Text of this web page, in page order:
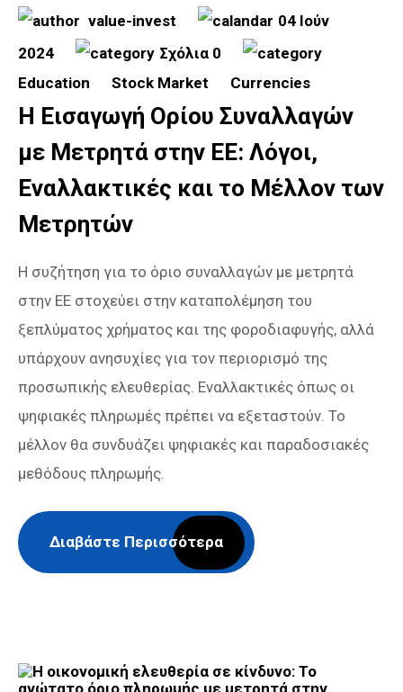
value-invest
04 Ιούν
2024
Σχόλια 0
Education
Stock Market Currencies
Η Εισαγωγή Ορίου Συναλλαγών
με Μετρητά στην ΕΕ: Λόγοι,
Εναλλακτικές και το Μέλλον των
Μετρητών
Η συζήτηση για το όριο συναλλαγών με μετρητά
στην ΕΕ στοχεύει στην καταπολέμηση του
ξεπλύματος χρήματος και της φοροδιαφυγής, αλλά
υπάρχουν ανησυχίες για τον περιορισμό της
προσωπικής ελευθερίας. Εναλλακτικές όπως οι
ψηφιακές πληρωμές πρέπει να εξεταστούν. Το
μέλλον θα συνδυάζει ψηφιακές και παραδοσιακές
μεθόδους πληρωμής.
Διαβάστε Περισσότερα